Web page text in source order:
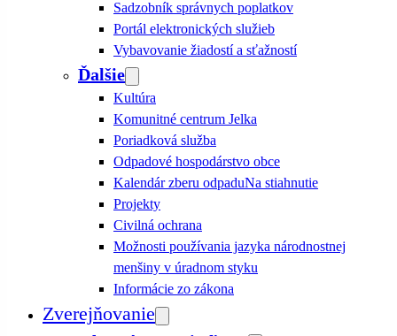
Sadzobník správnych poplatkov
Portál elektronických služieb
Vybavovanie žiadostí a sťažností
Ďalšie
Kultúra
Komunitné centrum Jelka
Poriadková služba
Odpadové hospodárstvo obce
Kalendár zberu odpaduNa stiahnutie
Projekty
Civilná ochrana
Možnosti používania jazyka národnostnej
menšiny v úradnom styku
Informácie zo zákona
Zverejňovanie